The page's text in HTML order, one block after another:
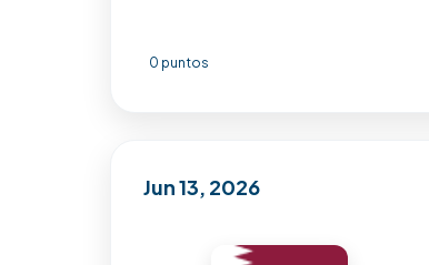
0 puntos
Jun 13, 2026